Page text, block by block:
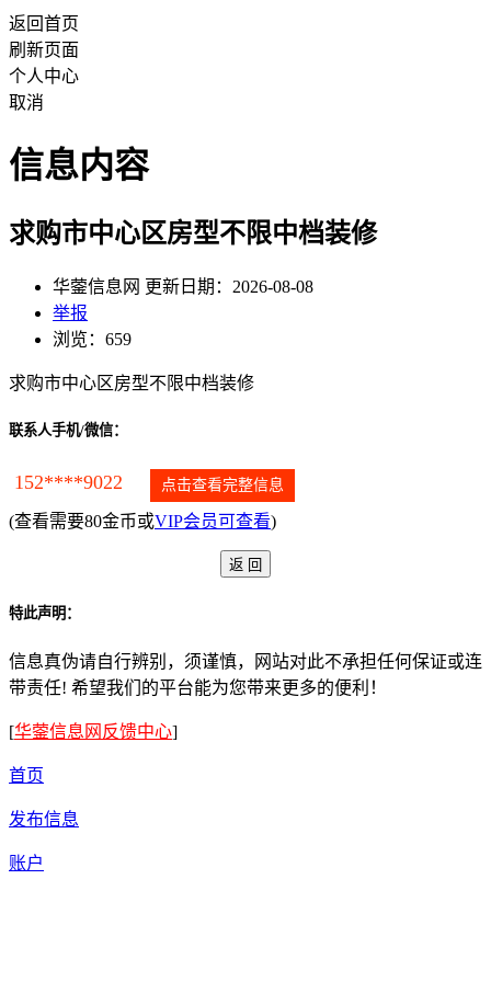
返回首页
刷新页面
个人中心
取消
信息内容
求购市中心区房型不限中档装修
华蓥信息网 更新日期：2026-08-08
举报
浏览：659
求购市中心区房型不限中档装修
联系人手机/微信：
152****9022 点击查看完整信息
(查看需要80金币或VIP会员可查看)
特此声明：
信息真伪请自行辨别，须谨慎，网站对此不承担任何保证或连
带责任! 希望我们的平台能为您带来更多的便利！
[华蓥信息网反馈中心]
首页
发布信息
账户